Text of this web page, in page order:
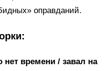
оправданий.
времени / завал на